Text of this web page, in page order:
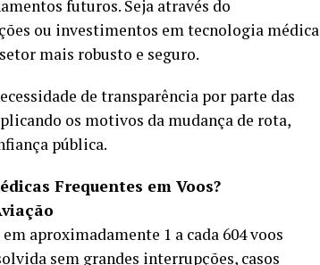
futuros. Seja através do
ou investimentos em tecnologia médica
mais robusto e seguro.
de transparência por parte das
os motivos da mudança de rota,
pública.
Frequentes em Voos?
aproximadamente 1 a cada 604 voos
sem grandes interrupções, casos